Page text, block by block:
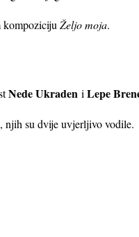
kompoziciju Željo moja.
Nede Ukraden i Lepe
njih su dvije uvjerljivo vodile.